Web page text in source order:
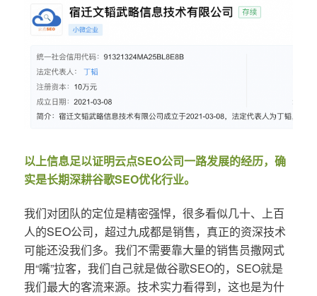
以上信息足以证明云点SEO公司一路发展的经历，确
实是长期深耕谷歌SEO优化行业。
我们对团队的定位是精密强悍，很多看似几十、上百
人的SEO公司，超过九成都是销售，真正的资深技术
可能还没我们多。我们不需要靠大量的销售员撒网式
用“嘴”拉客，我们自己就是做谷歌SEO的，SEO就是
我们最大的客流来源。技术实力看得到，这也是为什